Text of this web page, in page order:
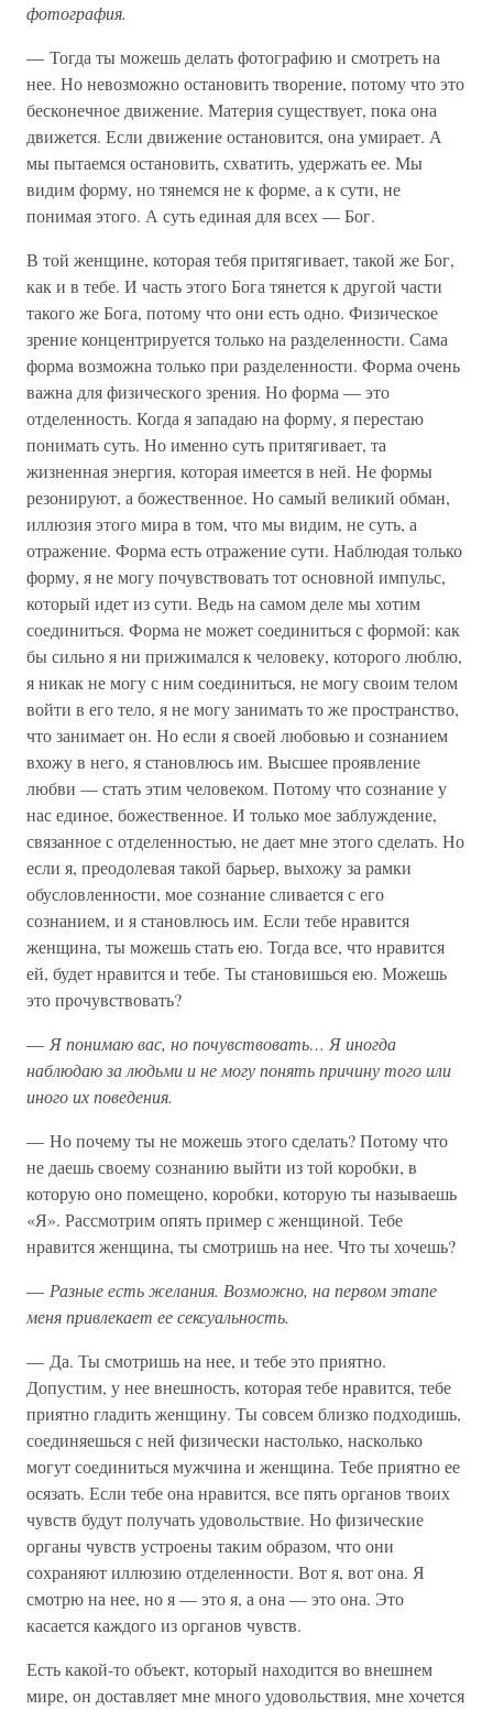
фотография.
— Тогда ты можешь делать фотографию и смотреть на
нее. Но невозможно остановить творение, потому что это
бесконечное движение. Материя существует, пока она
движется. Если движение остановится, она умирает. А
мы пытаемся остановить, схватить, удержать ее. Мы
видим форму, но тянемся не к форме, а к сути, не
понимая этого. А суть единая для всех — Бог.
В той женщине, которая тебя притягивает, такой же Бог,
как и в тебе. И часть этого Бога тянется к другой части
такого же Бога, потому что они есть одно. Физическое
зрение концентрируется только на разделенности. Сама
форма возможна только при разделенности. Форма очень
важна для физического зрения. Но форма — это
отделенность. Когда я западаю на форму, я перестаю
понимать суть. Но именно суть притягивает, та
жизненная энергия, которая имеется в ней. Не формы
резонируют, а божественное. Но самый великий обман,
иллюзия этого мира в том, что мы видим, не суть, а
отражение. Форма есть отражение сути. Наблюдая только
форму, я не могу почувствовать тот основной импульс,
который идет из сути. Ведь на самом деле мы хотим
соединиться. Форма не может соединиться с формой: как
бы сильно я ни прижимался к человеку, которого люблю,
я никак не могу с ним соединиться, не могу своим телом
войти в его тело, я не могу занимать то же пространство,
что занимает он. Но если я своей любовью и сознанием
вхожу в него, я становлюсь им. Высшее проявление
любви — стать этим человеком. Потому что сознание у
нас единое, божественное. И только мое заблуждение,
связанное с отделенностью, не дает мне этого сделать. Но
если я, преодолевая такой барьер, выхожу за рамки
обусловленности, мое сознание сливается с его
сознанием, и я становлюсь им. Если тебе нравится
женщина, ты можешь стать ею. Тогда все, что нравится
ей, будет нравится и тебе. Ты становишься ею. Можешь
это прочувствовать?
— Я понимаю вас, но почувствовать… Я иногда
наблюдаю за людьми и не могу понять причину того или
иного их поведения.
— Но почему ты не можешь этого сделать? Потому что
не даешь своему сознанию выйти из той коробки, в
которую оно помещено, коробки, которую ты называешь
«Я». Рассмотрим опять пример с женщиной. Тебе
нравится женщина, ты смотришь на нее. Что ты хочешь?
— Разные есть желания. Возможно, на первом этапе
меня привлекает ее сексуальность.
— Да. Ты смотришь на нее, и тебе это приятно.
Допустим, у нее внешность, которая тебе нравится, тебе
приятно гладить женщину. Ты совсем близко подходишь,
соединяешься с ней физически настолько, насколько
могут соединиться мужчина и женщина. Тебе приятно ее
осязать. Если тебе она нравится, все пять органов твоих
чувств будут получать удовольствие. Но физические
органы чувств устроены таким образом, что они
сохраняют иллюзию отделенности. Вот я, вот она. Я
смотрю на нее, но я — это я, а она — это она. Это
касается каждого из органов чувств.
Есть какой-то объект, который находится во внешнем
мире, он доставляет мне много удовольствия, мне хочется